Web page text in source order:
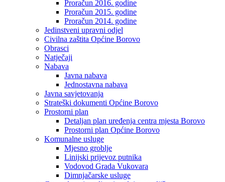
Proračun 2016. godine
Proračun 2015. godine
Proračun 2014. godine
Jedinstveni upravni odjel
Civilna zaštita Općine Borovo
Obrasci
Natječaji
Nabava
Javna nabava
Jednostavna nabava
Javna savjetovanja
Strateški dokumenti Općine Borovo
Prostorni plan
Detaljan plan uređenja centra mjesta Borovo
Prostorni plan Općine Borovo
Komunalne usluge
Mjesno groblje
Linijski prijevoz putnika
Vodovod Grada Vukovara
Dimnjačarske usluge